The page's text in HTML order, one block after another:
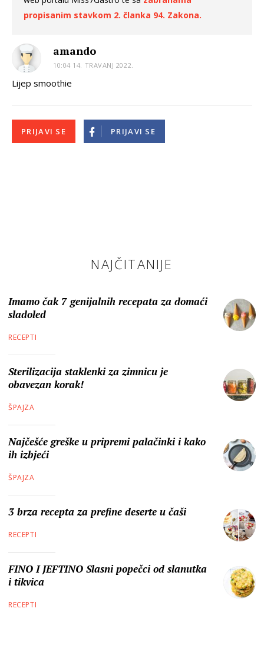
propisanim stavkom 2. članka 94. Zakona.
amando
10:04 14. TRAVANJ 2022.
Lijep smoothie
PRIJAVI SE PRIJAVI SE
NAJČITANIJE
Imamo čak 7 genijalnih recepata za domaći
sladoled
RECEPTI
Sterilizacija staklenki za zimnicu je
obavezan korak!
ŠPAJZA
Najčešće greške u pripremi palačinki i kako
ih izbjeći
ŠPAJZA
3 brza recepta za prefine deserte u čaši
RECEPTI
FINO I JEFTINO Slasni popečci od slanutka
i tikvica
RECEPTI